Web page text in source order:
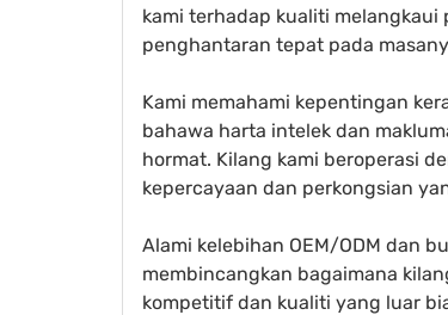
kami terhadap kualiti
penghantaran tepat pada
Kami memahami kepentingan
bahawa harta intelek dan
hormat. Kilang kami beroperasi
kepercayaan dan perkongsian
Alami kelebihan OEM/ODM dan
membincangkan bagaimana
kompetitif dan kualiti yang luar